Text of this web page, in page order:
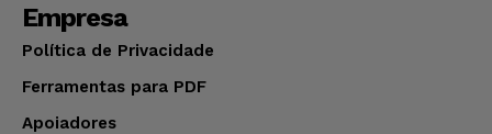
Empresa
Política de Privacidade
Ferramentas para PDF
Apoiadores